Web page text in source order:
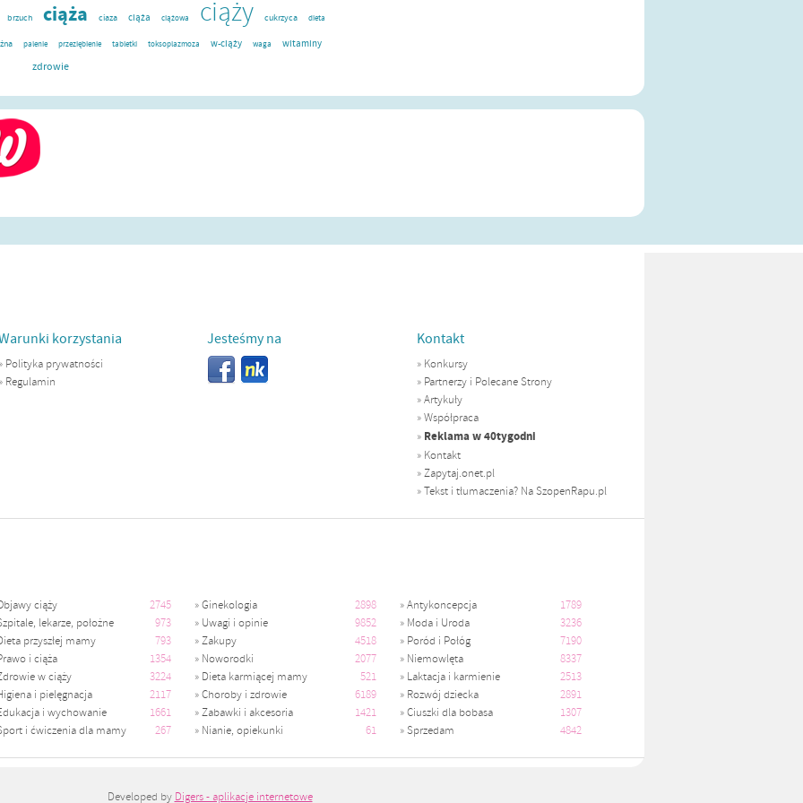
brzuch ciąża ciaza ciąża ciążowa ciąży cukrzyca dieta
palenie przeziębienie tabletki toksoplazmoza w-ciąży waga witaminy
zdrowie
korzystania
» Polityka prywatności
» Regulamin
Jesteśmy na Kontakt
» Konkursy
» Partnerzy i Polecane Strony
»Artykuły
»Współpraca
» Reklama w 40tygodni
» Kontakt
»Zapytaj.onet.pl
»Tekst i tłumaczenia? Na SzopenRapu.pl
ciąży 2745 »Ginekologia 2898 »Antykoncepcja
1789
lekarze, położne 973 » Uwagi i opinie 9852 » Moda i Uroda
3236
przyszłej mamy 793 »Zakupy 4518 » Poród i Połóg
7190
i ciąża 1354 » Noworodki 2077 » Niemowlęta
8337
w ciąży 3224 » Dieta karmiącej mamy 521 » Laktacja i karmienie
2513
i pielęgnacja 2117 »Choroby i zdrowie 6189 » Rozwój dziecka
2891
i wychowanie 1661 »Zabawki i akcesoria 1421 »Ciuszki dla bobasa
1307
i ćwiczenia dla mamy 267 » Nianie, opiekunki 61 »Sprzedam 4842
Developed by Digers - aplikacje internetowe